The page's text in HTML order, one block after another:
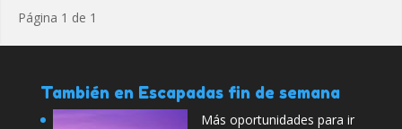
Página 1 de 1
También en Escapadas fin de semana
Más oportunidades para ir